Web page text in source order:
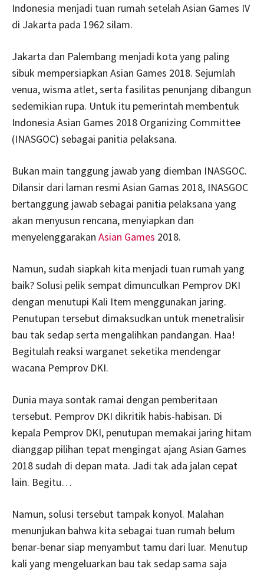
Indonesia menjadi tuan rumah setelah Asian Games IV
di Jakarta pada 1962 silam.
Jakarta dan Palembang menjadi kota yang paling
sibuk mempersiapkan Asian Games 2018. Sejumlah
venua, wisma atlet, serta fasilitas penunjang dibangun
sedemikian rupa. Untuk itu pemerintah membentuk
Indonesia Asian Games 2018 Organizing Committee
(INASGOC) sebagai panitia pelaksana.
Bukan main tanggung jawab yang diemban INASGOC.
Dilansir dari laman resmi Asian Gamas 2018, INASGOC
bertanggung jawab sebagai panitia pelaksana yang
akan menyusun rencana, menyiapkan dan
menyelenggarakan Asian Games 2018.
Namun, sudah siapkah kita menjadi tuan rumah yang
baik? Solusi pelik sempat dimunculkan Pemprov DKI
dengan menutupi Kali Item menggunakan jaring.
Penutupan tersebut dimaksudkan untuk menetralisir
bau tak sedap serta mengalihkan pandangan. Haa!
Begitulah reaksi warganet seketika mendengar
wacana Pemprov DKI.
Dunia maya sontak ramai dengan pemberitaan
tersebut. Pemprov DKI dikritik habis-habisan. Di
kepala Pemprov DKI, penutupan memakai jaring hitam
dianggap pilihan tepat mengingat ajang Asian Games
2018 sudah di depan mata. Jadi tak ada jalan cepat
lain. Begitu…
Namun, solusi tersebut tampak konyol. Malahan
menunjukan bahwa kita sebagai tuan rumah belum
benar-benar siap menyambut tamu dari luar. Menutup
kali yang mengeluarkan bau tak sedap sama saja